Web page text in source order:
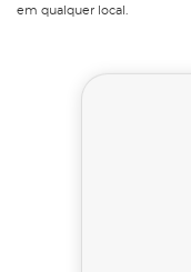
em qualquer local.